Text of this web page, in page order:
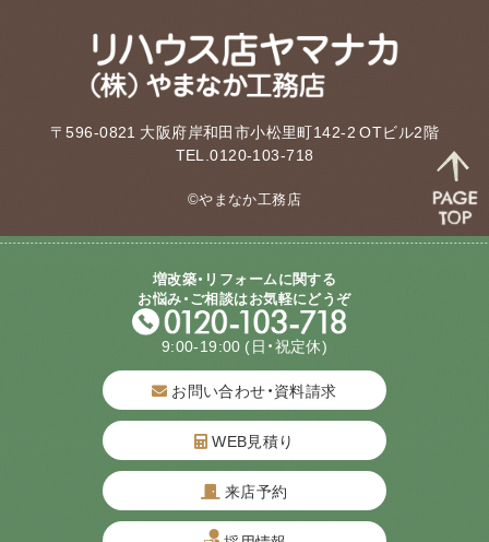
〒596-0821 大阪府岸和田市小松里町142-2 OTビル2階
TEL.0120-103-718
©やまなか工務店
増改築・リフォームに関する
お悩み・ご相談はお気軽にどうぞ
9:00-19:00 (日・祝定休)
お問い合わせ・資料請求
WEB見積り
来店予約